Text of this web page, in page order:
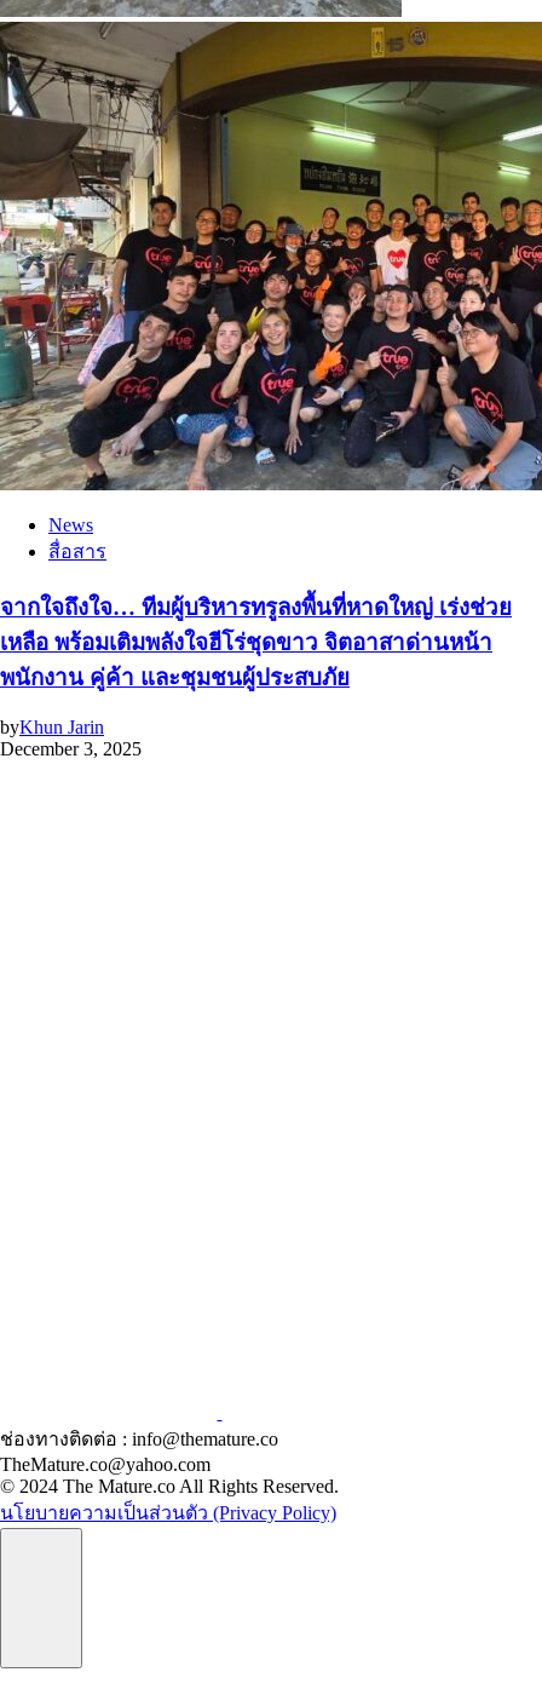
News
สื่อสาร
จากใจถึงใจ… ทีมผู้บริหารทรูลงพื้นที่หาดใหญ่ เร่งช่วย
เหลือ พร้อมเติมพลังใจฮีโร่ชุดขาว จิตอาสาด่านหน้า
พนักงาน คู่ค้า และชุมชนผู้ประสบภัย
byKhun Jarin
December 3, 2025
ช่องทางติดต่อ : info@themature.co
TheMature.co@yahoo.com
© 2024 The Mature.co All Rights Reserved.
นโยบายความเป็นส่วนตัว (Privacy Policy)